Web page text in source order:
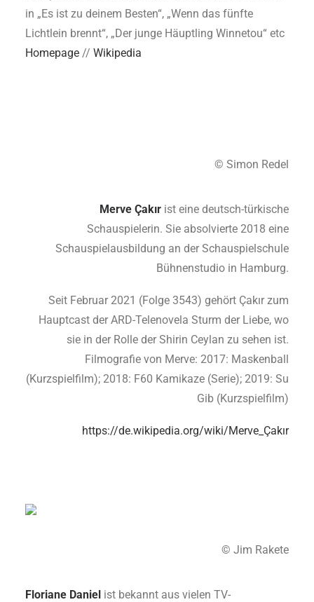
in „Es ist zu deinem Besten“, „Wenn das fünfte
Lichtlein brennt“, „Der junge Häuptling Winnetou“ etc
Homepage // Wikipedia
© Simon Redel
Merve Çakır ist eine deutsch-türkische
Schauspielerin. Sie absolvierte 2018 eine
Schauspielausbildung an der Schauspielschule
Bühnenstudio in Hamburg.
Seit Februar 2021 (Folge 3543) gehört Çakır zum
Hauptcast der ARD-Telenovela Sturm der Liebe, wo
sie in der Rolle der Shirin Ceylan zu sehen ist.
Filmografie von Merve: 2017: Maskenball
(Kurzspielfilm); 2018: F60 Kamikaze (Serie); 2019: Su
Gib (Kurzspielfilm)
https://de.wikipedia.org/wiki/Merve_Çakır
© Jim Rakete
Floriane Daniel ist bekannt aus vielen TV-